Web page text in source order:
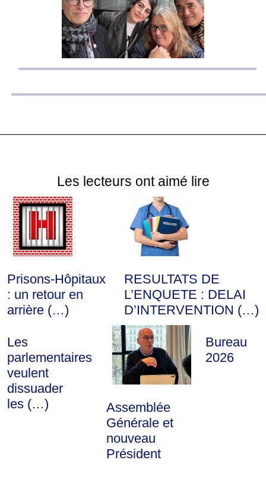
Les lecteurs ont aimé lire
Prisons-Hôpitaux
: un retour en
arrière (…)
RESULTATS DE
L’ENQUETE : DELAI
D’INTERVENTION (…)
Les
parlementaires
veulent
dissuader
les (…)
Assemblée
Générale et
nouveau
Président
Bureau
2026